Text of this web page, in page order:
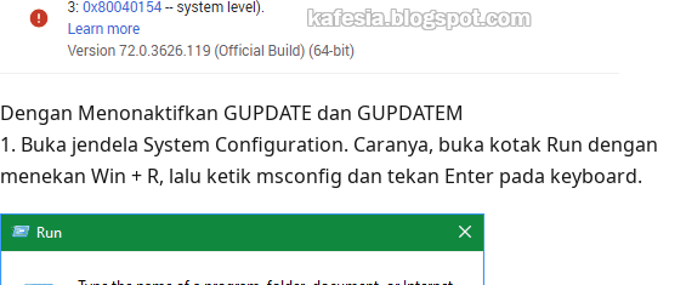
Dengan Menonaktifkan GUPDATE dan GUPDATEM
1. Buka jendela System Configuration. Caranya, buka kotak Run dengan
menekan Win + R, lalu ketik msconfig dan tekan Enter pada keyboard.